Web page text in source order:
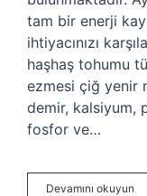
tam bir enerji
ihtiyacınızı
haşhaş tohumu
ezmesi çiğ yenir
demir, kalsiyum,
fosfor ve…
Devamını okuyun